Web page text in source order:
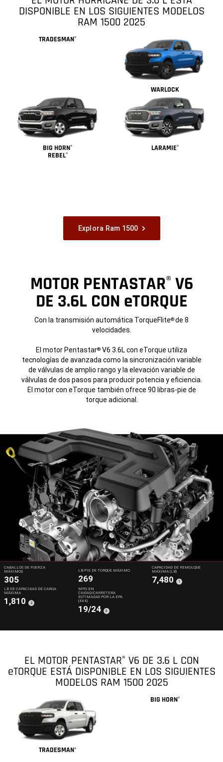
DISPONIBLE EN LOS SIGUIENTES MODELOS
RAM 1500 2025
TRADESMAN®
WARLOCK
BIG HORN® LARAMIE®
REBEL®
Explora Ram 1500
MOTOR PENTASTAR® V6
DE 3.6L CON eTORQUE
Con la transmisión automática TorqueFlite®de 8
velocidades.
El motor Pentastar® V6 3.6L con eTorque utiliza
tecnologías de avanzada como la sincronización variable
de válvulas de amplio rango y la elevación variable de
válvulas de dos pasos para producir potencia y eficiencia.
El motor con eTorque también ofrece 90 libras-pie de
torque adicional.
CABALLOS DE FUERZA
MÁXIMOS
305
LB-PIE DE TORQUE MÁXIMO
269
CAPACIDAD DE REMOLQUE
MÁXIMA (LB)
7,480
(
Disclosure
1 )
LB DE CAPACIDAD DE CARGA
MÁXIMA
1,810
(
Disclosure
2)
MPG EN
CIUDAD/CARRETERA
ESTIMADAS POR LA EPA
(4X4)
19/24
(
Disclosure
3 )
EL MOTOR PENTASTAR® V6 DE 3.6 L CON
eTORQUE ESTÁ DISPONIBLE EN LOS SIGUIENTES
MODELOS RAM 1500 2025
TRADESMAN®
BIG HORN®